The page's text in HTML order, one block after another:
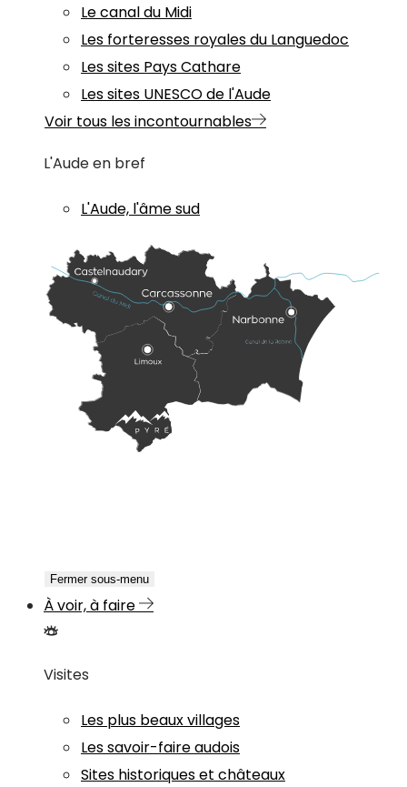
Le canal du Midi
Les forteresses royales du Languedoc
Les sites Pays Cathare
Les sites UNESCO de l'Aude
Voir tous les incontournables
L'Aude en bref
L'Aude, l'âme sud
Fermer sous-menu
À voir, à faire
Visites
Les plus beaux villages
Les savoir-faire audois
Sites historiques et châteaux